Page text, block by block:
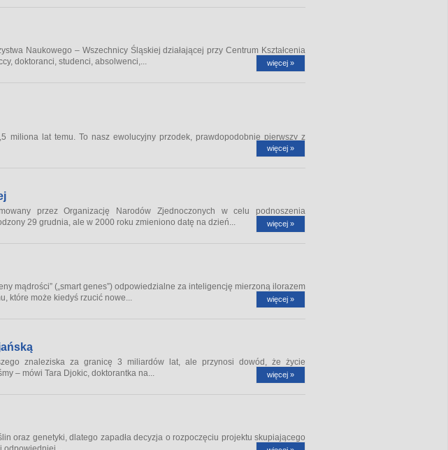
Naukowego – Wszechnicy Śląskiej działającej przy Centrum Kształcenia
doktoranci, studenci, absolwenci,...
więcej »
miliona lat temu. To nasz ewolucyjny przodek, prawdopodobnie pierwszy z
więcej »
przez Organizację Narodów Zjednoczonych w celu podnoszenia
29 grudnia, ale w 2000 roku zmieniono datę na dzień...
więcej »
mądrości” („smart genes”) odpowiedzialne za inteligencję mierzoną ilorazem
które może kiedyś rzucić nowe...
więcej »
znaleziska za granicę 3 miliardów lat, ale przynosi dowód, że życie
– mówi Tara Djokic, doktorantka na...
więcej »
oraz genetyki, dlatego zapadła decyzja o rozpoczęciu projektu skupiającego